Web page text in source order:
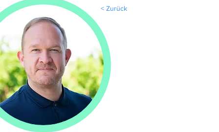
< Zurück